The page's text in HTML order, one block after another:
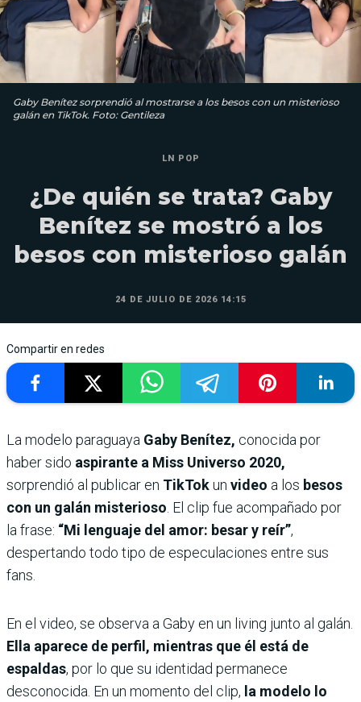
Gaby Benítez sorprendió al mostrarse a los besos con un misterioso
galán en TikTok. Foto: Gentileza
LN POP
¿De quién se trata? Gaby
Benítez se mostró a los
besos con misterioso galán
24 DE JULIO DE 2026 14:15
Compartir en redes
La modelo paraguaya Gaby Benítez, conocida por
haber sido aspirante a Miss Universo 2020,
sorprendió al publicar en TikTokun video a los besos
con un galán misterioso. El clip fue acompañado por
la frase: “Mi lenguaje del amor: besar y reír”,
despertando todo tipo de especulaciones entre sus
fans.
En el video, se observa a Gaby en un living junto al galán.
Ella aparece de perfil, mientras que él está de
espaldas, por lo que su identidad permanece
desconocida. En un momento del clip, la modelo lo